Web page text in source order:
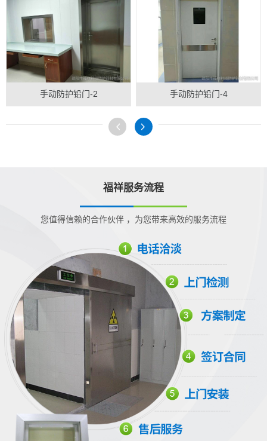
手动防护铅门-2 手动防护铅门-4
福祥服务流程
您值得信赖的合作伙伴 ，为您带来高效的服务流程